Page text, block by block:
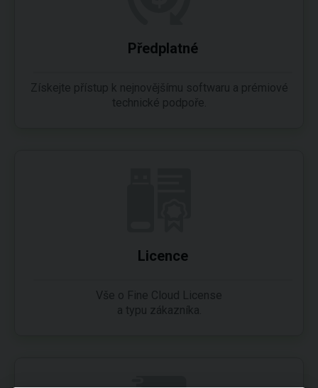
Předplatné
Získejte přístup k nejnovějšímu softwaru a prémiové
technické podpoře.
Licence
Vše o Fine Cloud License
a typu zákazníka.